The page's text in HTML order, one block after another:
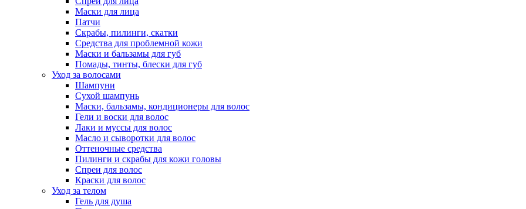
Маски для лица
Патчи
Скрабы, пилинги, скатки
Средства для проблемной кожи
Маски и бальзамы для губ
Помады, тинты, блески для губ
Уход за волосами
Шампуни
Сухой шампунь
Маски, бальзамы, кондиционеры для волос
Гели и воски для волос
Лаки и муссы для волос
Масло и сыворотки для волос
Оттеночные средства
Пилинги и скрабы для кожи головы
Спреи для волос
Краски для волос
Уход за телом
Гель для душа